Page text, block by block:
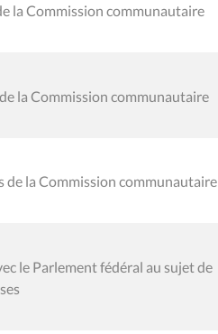
la Commission communautaire
la Commission communautaire
de la Commission communautaire
le Parlement fédéral au sujet de